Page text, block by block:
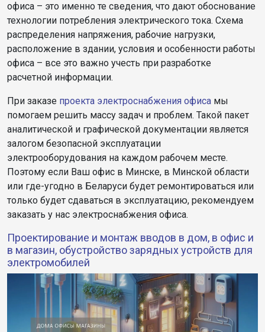
офиса – это именно те сведения, что дают обоснование
технологии потребления электрического тока. Схема
распределения напряжения, рабочие нагрузки,
расположение в здании, условия и особенности работы
офиса – все это важно учесть при разработке
расчетной информации.
При заказе проекта электроснабжения офиса мы
помогаем решить массу задач и проблем. Такой пакет
аналитической и графической документации является
залогом безопасной эксплуатации
электрооборудования на каждом рабочем месте.
Поэтому если Ваш офис в Минске, в Минской области
или где-угодно в Беларуси будет ремонтироваться или
только будет сдаваться в эксплуатацию, рекомендуем
заказать у нас электроснабжения офиса.
Проектирование и монтаж вводов в дом, в офис и
в магазин, обустройство зарядных устройств для
электромобилей